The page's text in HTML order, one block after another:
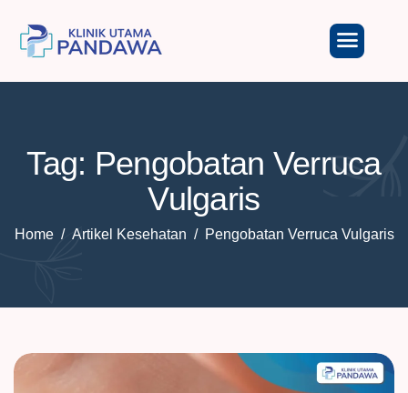
Tag: Pengobatan Verruca
Vulgaris
Home Artikel Kesehatan Pengobatan Verruca Vulgaris